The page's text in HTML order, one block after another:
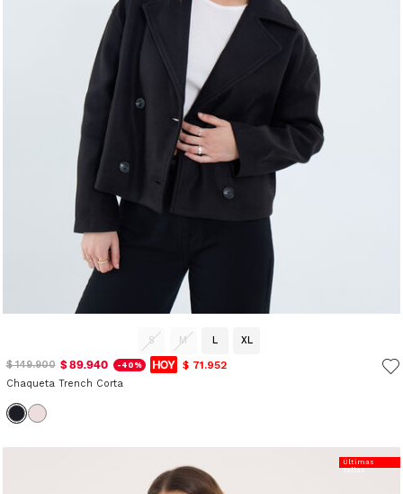
S M L XL
$ 149.900 $ 89.940 -40% $ 71.952
Chaqueta Trench Corta
Últimas
Tallas